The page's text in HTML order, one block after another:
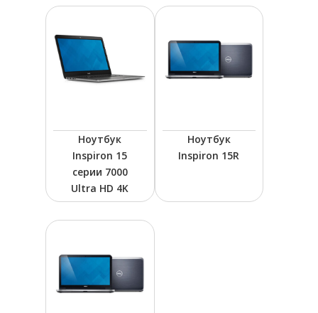
Ноутбук
Inspiron 15
серии 7000
Ultra HD 4K
Ноутбук
Inspiron 15R